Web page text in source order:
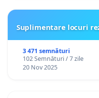
Suplimentare locuri
3 471 semnături
102 Semnături / 7 zile
20 Nov 2025